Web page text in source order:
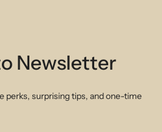
Newsletter
perks, surprising tips, and one-time